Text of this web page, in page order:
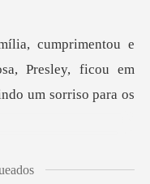
Presley, ficou em